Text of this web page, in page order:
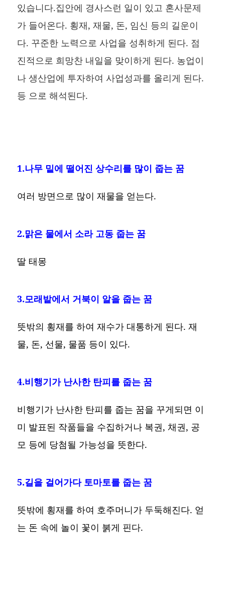
있습니다.집안에 경사스런 일이 있고 혼사문제
가 들어온다. 횡재, 재물, 돈, 임신 등의 길운이
다. 꾸준한 노력으로 사업을 성취하게 된다. 점
진적으로 희망찬 내일을 맞이하게 된다. 농업이
나 생산업에 투자하여 사업성과를 올리게 된다.
등 으로 해석된다.
1.나무 밑에 떨어진 상수리를 많이 줍는 꿈
여러 방면으로 많이 재물을 얻는다.
2.맑은 물에서 소라 고동 줍는 꿈
딸 태몽
3.모래밭에서 거북이 알을 줍는 꿈
뜻밖의 횡재를 하여 재수가 대통하게 된다. 재
물, 돈, 선물, 물품 등이 있다.
4.비행기가 난사한 탄피를 줍는 꿈
비행기가 난사한 탄피를 줍는 꿈을 꾸게되면 이
미 발표된 작품들을 수집하거나 복권, 채권, 공
모 등에 당첨될 가능성을 뜻한다.
5.길을 걸어가다 토마토를 줍는 꿈
뜻밖에 횡재를 하여 호주머니가 두둑해진다. 얻
는 돈 속에 놀이 꽃이 붉게 핀다.